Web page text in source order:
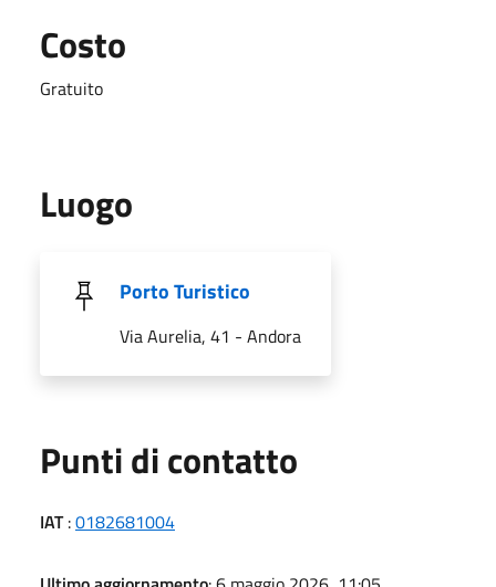
Costo
Gratuito
Luogo
Porto Turistico
Via Aurelia, 41 - Andora
Punti di contatto
IAT:0182681004